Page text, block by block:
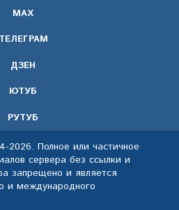
МАХ
ТЕЛЕГРАМ
ДЗЕН
ЮТУБ
РУТУБ
2026. Полное или частичное
сервера без ссылки и
запрещено и является
и международного